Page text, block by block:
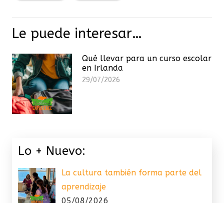
Le puede interesar…
Qué llevar para un curso escolar
en Irlanda
29/07/2026
Lo + Nuevo:
La cultura también forma parte del
aprendizaje
05/08/2026